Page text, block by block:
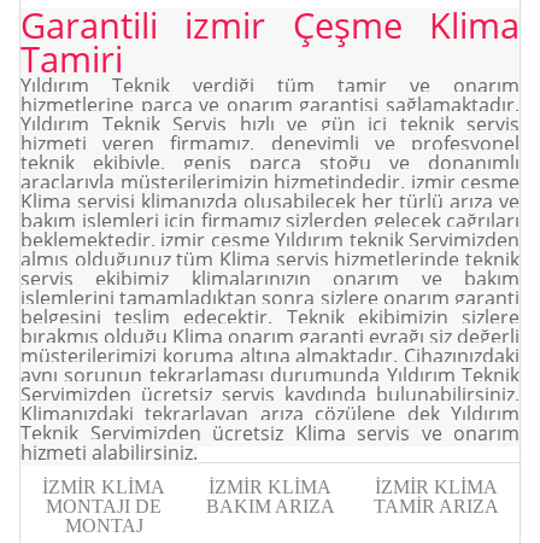
Garantili izmir Çeşme Klima
Tamiri
Yıldırım Teknik verdiği tüm tamir ve onarım
hizmetlerine parça ve onarım garantisi sağlamaktadır.
Yıldırım Teknik Servis hızlı ve gün içi teknik servis
hizmeti veren firmamız, deneyimli ve profesyonel
teknik ekibiyle, geniş parça stoğu ve donanımlı
araçlarıyla müşterilerimizin hizmetindedir. izmir çeşme
Klima servisi klimanızda oluşabilecek her türlü arıza ve
bakım işlemleri için firmamız sizlerden gelecek çağrıları
beklemektedir. izmir çeşme Yıldırım teknik Servimizden
almış olduğunuz tüm Klima servis hizmetlerinde teknik
servis ekibimiz klimalarınızın onarım ve bakım
işlemlerini tamamladıktan sonra sizlere onarım garanti
belgesini teslim edecektir. Teknik ekibimizin sizlere
bırakmış olduğu Klima onarım garanti evrağı siz değerli
müşterilerimizi koruma altına almaktadır. Cihazınızdaki
aynı sorunun tekrarlaması durumunda Yıldırım Teknik
Servimizden ücretsiz servis kaydında bulunabilirsiniz.
Klimanızdaki tekrarlayan arıza çözülene dek Yıldırım
Teknik Servimizden ücretsiz Klima servis ve onarım
hizmeti alabilirsiniz.
İZMİR KLİMA
MONTAJI DE
MONTAJ
İZMİR KLİMA
BAKIM ARIZA
İZMİR KLİMA
TAMİR ARIZA